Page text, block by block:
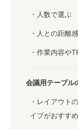
人数で選ぶ
人との距離
作業内容や
会議用テーブル
レイアウト
イプがおすすめ